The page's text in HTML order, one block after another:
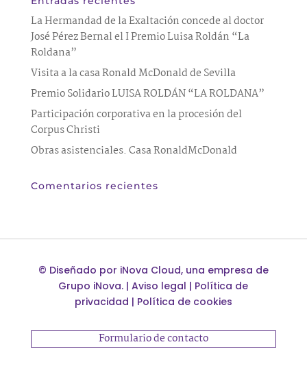
La Hermandad de la Exaltación concede al doctor
José Pérez Bernal el I Premio Luisa Roldán “La
Roldana”
Visita a la casa Ronald McDonald de Sevilla
Premio Solidario LUISA ROLDÁN “LA ROLDANA”
Participación corporativa en la procesión del
Corpus Christi
Obras asistenciales. Casa RonaldMcDonald
Comentarios recientes
© Diseñado por iNova Cloud, una empresa de
Grupo iNova. |Aviso legal | Política de
privacidad | Política de cookies
Formulario de contacto